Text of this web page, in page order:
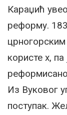
Караџић
реформу.
црногорским
користе х,
Из Вуковог
поступак.